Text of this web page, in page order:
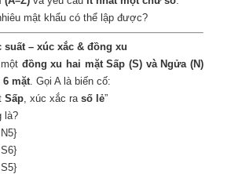
mật khẩu có thể lập được?
suất – xúc xắc & đồng xu
đồng xu hai mặt Sấp (S) và Ngửa (N)
6 mặt. Gọi A là biến cố:
Sấp, xúc xắc ra số lẻ”
là?